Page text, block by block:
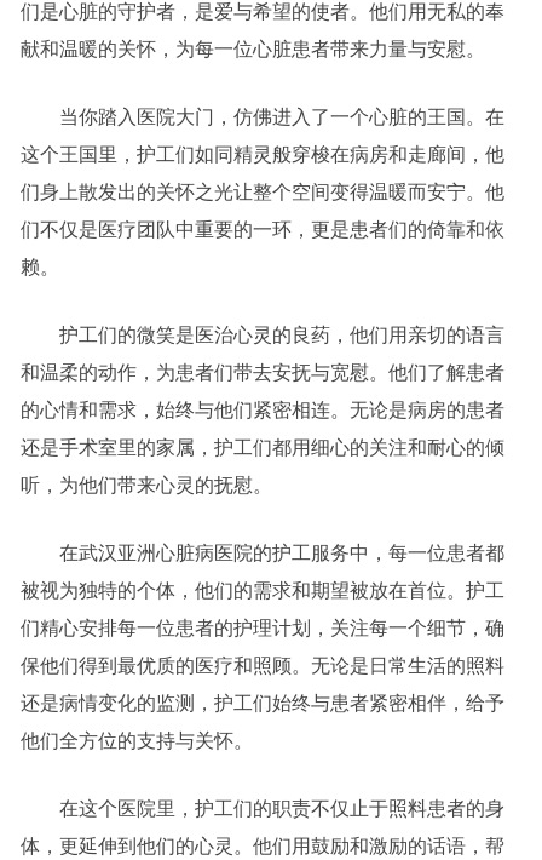
们是心脏的守护者，是爱与希望的使者。他们用无私的奉
献和温暖的关怀，为每一位心脏患者带来力量与安慰。
当你踏入医院大门，仿佛进入了一个心脏的王国。在
这个王国里，护工们如同精灵般穿梭在病房和走廊间，他
们身上散发出的关怀之光让整个空间变得温暖而安宁。他
们不仅是医疗团队中重要的一环，更是患者们的倚靠和依
赖。
护工们的微笑是医治心灵的良药，他们用亲切的语言
和温柔的动作，为患者们带去安抚与宽慰。他们了解患者
的心情和需求，始终与他们紧密相连。无论是病房的患者
还是手术室里的家属，护工们都用细心的关注和耐心的倾
听，为他们带来心灵的抚慰。
在武汉亚洲心脏病医院的护工服务中，每一位患者都
被视为独特的个体，他们的需求和期望被放在首位。护工
们精心安排每一位患者的护理计划，关注每一个细节，确
保他们得到最优质的医疗和照顾。无论是日常生活的照料
还是病情变化的监测，护工们始终与患者紧密相伴，给予
他们全方位的支持与关怀。
在这个医院里，护工们的职责不仅止于照料患者的身
体，更延伸到他们的心灵。他们用鼓励和激励的话语，帮